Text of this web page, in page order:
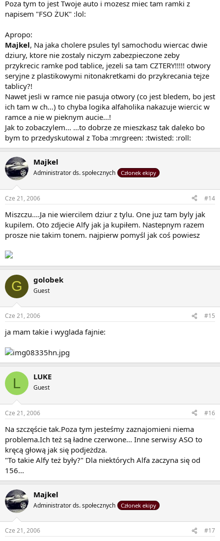
Poza tym to jest Twoje auto i mozesz miec tam ramki z
napisem "FSO ŻUK" :lol:
Apropo:
Majkel, Na jaka cholere psules tyl samochodu wiercac dwie
dziury, ktore nie zostaly niczym zabezpieczone zeby
przykrecic ramke pod tablice, jezeli sa tam CZTERY!!!!! otwory
seryjne z plastikowymi nitonakretkami do przykrecania tejze
tablicy?!
Nawet jesli w ramce nie pasuja otwory (co jest bledem, bo jest
ich tam w ch...) to chyba logika alfaholika nakazuje wiercic w
ramce a nie w pieknym aucie...!
Jak to zobaczylem... ...to dobrze ze mieszkasz tak daleko bo
bym to przedyskutowal z Toba :mrgreen: :twisted: :roll:
Majkel
Administrator ds. społecznych Członek ekipy
Cze 21, 2006 #14
Miszczu....Ja nie wiercilem dziur z tylu. One juz tam byly jak
kupilem. Oto zdjecie Alfy jak ja kupiłem. Nastepnym razem
prosze nie takim tonem. najpierw pomyśl jak coś powiesz
G golobek
Guest
Cze 21, 2006 #15
ja mam takie i wyglada fajnie:
L LUKE
Guest
Cze 21, 2006 #16
Na szczęście tak.Poza tym jesteśmy zaznajomieni niema
problema.Ich też są ładne czerwone... Inne serwisy ASO to
kręcą głową jak się podjeżdza.
"To takie Alfy też były?" Dla niektórych Alfa zaczyna się od
156...
Majkel
Administrator ds. społecznych Członek ekipy
Cze 21, 2006 #17